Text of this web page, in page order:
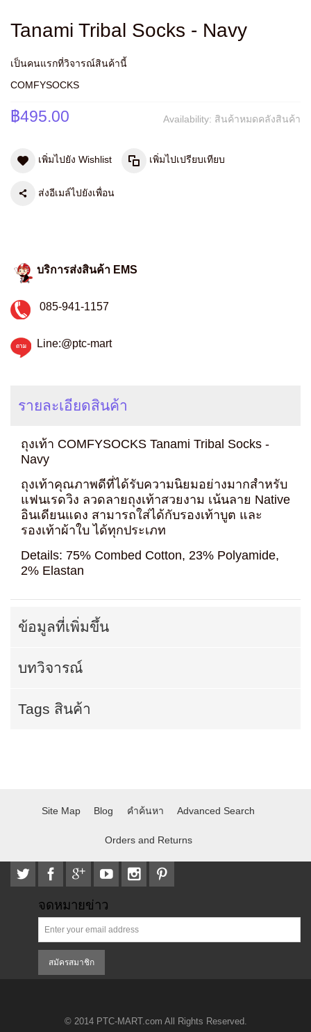
Tanami Tribal Socks - Navy
เป็นคนแรกที่วิจารณ์สินค้านี้
COMFYSOCKS
Availability: สินค้าหมดคลังสินค้า
฿495.00
เพิ่มไปยัง Wishlist เพิ่มไปเปรียบเทียบ
ส่งอีเมล์ไปยังเพื่อน
บริการส่งสินค้า EMS
085-941-1157
Line:@ptc-mart
รายละเอียดสินค้า
ถุงเท้า COMFYSOCKS Tanami Tribal Socks -
Navy
ถุงเท้าคุณภาพดีที่ได้รับความนิยมอย่างมากสำหรับ
แฟนเรดวิง ลวดลายถุงเท้าสวยงาม เน้นลาย Native
อินเดียนแดง สามารถใส่ได้กับรองเท้าบูต และ
รองเท้าผ้าใบ ได้ทุกประเภท
Details: 75% Combed Cotton, 23% Polyamide,
2% Elastan
ข้อมูลที่เพิ่มขึ้น
บทวิจารณ์
Tags สินค้า
Site Map Blog คำค้นหา Advanced Search
Orders and Returns
จดหมายข่าว
สมัครสมาชิก
© 2014 PTC-MART.com All Rights Reserved.